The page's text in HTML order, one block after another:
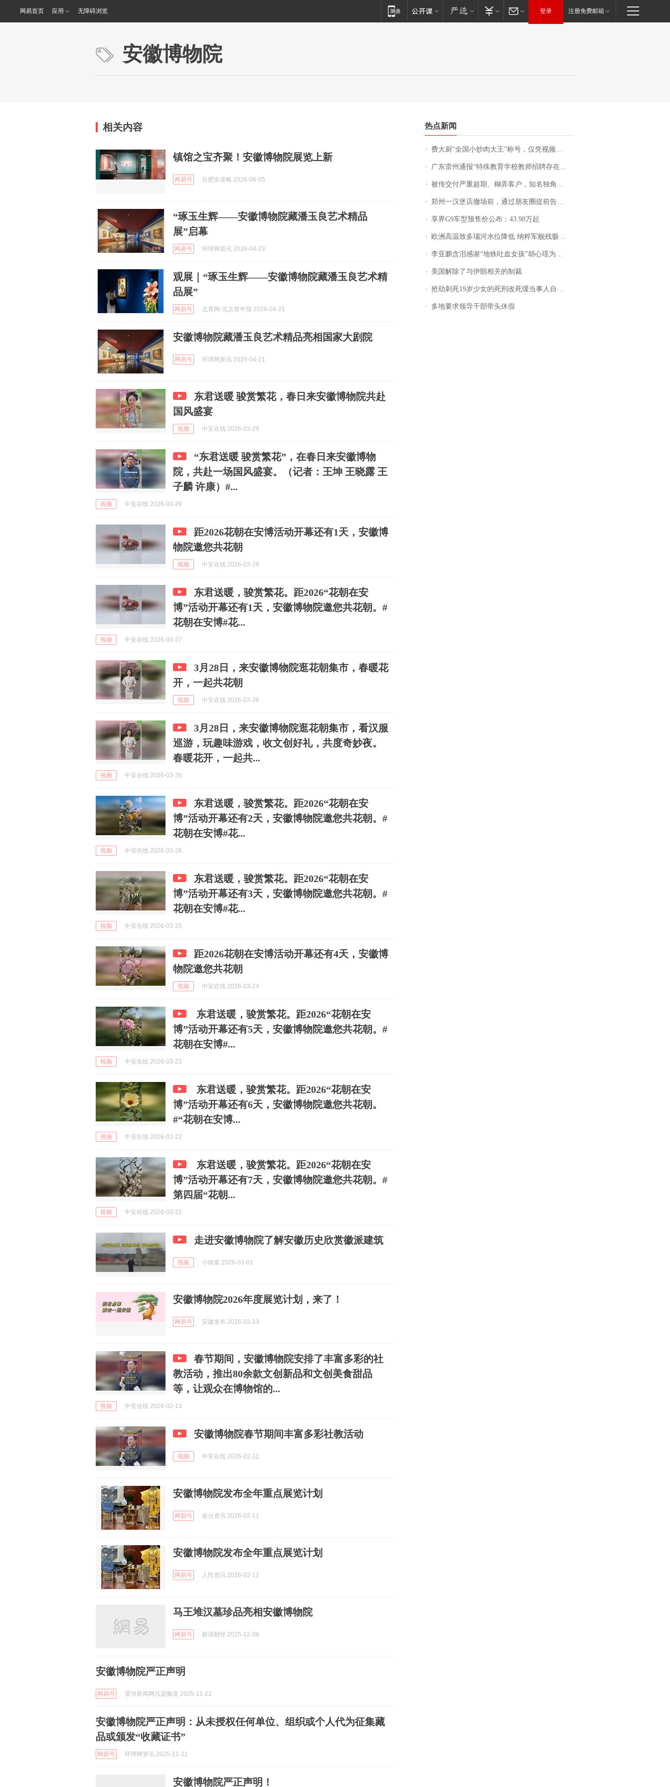
网易首页 应用 无障碍浏览 登录 注册免费邮箱
安徽博物院
相关内容
镇馆之宝齐聚！安徽博物院展览上新
网易号 合肥全攻略 2026-06-05
“琢玉生辉——安徽博物院藏潘玉良艺术精品
展”启幕
网易号 环球网资讯 2026-04-23
观展｜“琢玉生辉——安徽博物院藏潘玉良艺术精
品展”
网易号 北青网-北京青年报 2026-04-21
安徽博物院藏潘玉良艺术精品亮相国家大剧院
网易号 环球网资讯 2026-04-21
东君送暖 骏赏繁花，春日来安徽博物院共赴
国风盛宴
视频 中安在线 2026-03-29
“东君送暖 骏赏繁花”，在春日来安徽博物
院，共赴一场国风盛宴。（记者：王坤 王晓露 王
子麟 许康）#...
视频 中安在线 2026-03-29
距2026花朝在安博活动开幕还有1天，安徽博
物院邀您共花朝
视频 中安在线 2026-03-28
东君送暖，骏赏繁花。距2026“花朝在安
博”活动开幕还有1天，安徽博物院邀您共花朝。#
花朝在安博#花...
视频 中安在线 2026-03-27
3月28日，来安徽博物院逛花朝集市，春暖花
开，一起共花朝
视频 中安在线 2026-03-26
3月28日，来安徽博物院逛花朝集市，看汉服
巡游，玩趣味游戏，收文创好礼，共度奇妙夜。
春暖花开，一起共...
视频 中安在线 2026-03-26
东君送暖，骏赏繁花。距2026“花朝在安
博”活动开幕还有2天，安徽博物院邀您共花朝。#
花朝在安博#花...
视频 中安在线 2026-03-26
东君送暖，骏赏繁花。距2026“花朝在安
博”活动开幕还有3天，安徽博物院邀您共花朝。#
花朝在安博#花...
视频 中安在线 2026-03-25
距2026花朝在安博活动开幕还有4天，安徽博
物院邀您共花朝
视频 中安在线 2026-03-24
东君送暖，骏赏繁花。距2026“花朝在安
博”活动开幕还有5天，安徽博物院邀您共花朝。#
花朝在安博#...
视频 中安在线 2026-03-23
东君送暖，骏赏繁花。距2026“花朝在安
博”活动开幕还有6天，安徽博物院邀您共花朝。
#“花朝在安博...
视频 中安在线 2026-03-22
东君送暖，骏赏繁花。距2026“花朝在安
博”活动开幕还有7天，安徽博物院邀您共花朝。#
第四届“花朝...
视频 中安在线 2026-03-21
走进安徽博物院了解安徽历史欣赏徽派建筑
视频 小猪葛 2026-03-01
安徽博物院2026年度展览计划，来了！
网易号 安徽发布 2026-02-13
春节期间，安徽博物院安排了丰富多彩的社
教活动，推出80余款文创新品和文创美食甜品
等，让观众在博物馆的...
视频 中安在线 2026-02-13
安徽博物院春节期间丰富多彩社教活动
视频 中安在线 2026-02-12
安徽博物院发布全年重点展览计划
网易号 金台资讯 2026-02-11
安徽博物院发布全年重点展览计划
网易号 人民资讯 2026-02-11
马王堆汉墓珍品亮相安徽博物院
网易号 新浪财经 2025-12-08
安徽博物院严正声明
网易号 黄河新闻网吕梁频道 2025-11-22
安徽博物院严正声明：从未授权任何单位、组织或个人代为征集藏
品或颁发“收藏证书”
网易号 环球网资讯 2025-11-21
安徽博物院严正声明！
热点新闻
费大厨“全国小炒肉大王”称号，仅凭视频评出？中国烹饪协会回应
广东雷州通报“特殊教育学校教师招聘存在违规行为”：已启动问责程序 副校长被停职
被传交付严重超期、糊弄客户，知名独角兽车企创始人回应：都没证据，将依法采取措施，“本人长期与美国交管局保持沟通，对方表示肯定”
郑州一汉堡店撤场前，通过朋友圈提前告知逐一退费，有顾客仅剩1元也全被退回，分文不少；顾客：言而有信，让人感动
享界G9车型预售价公布：43.98万起
欧洲高温致多瑙河水位降低 纳粹军舰残骸重见天日
李亚鹏含泪感谢“地铁吐血女孩”胡心瑶为嫣然天使捐99999元：这份捐赠太沉重，尊重其捐赠意愿，个人向胡心瑶和她的病友之家各捐赠99999元
美国解除了与伊朗相关的制裁
抢劫刺死19岁少女的死刑改死缓当事人自述：出狱11年间始终刻意躲避被害人家属
多地要求领导干部带头休假